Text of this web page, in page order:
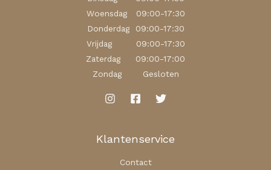
Woensdag 09:00-17:30
Donderdag 09:00-17:30
Vrijdag 09:00-17:30
Zaterdag 09:00-17:00
Zondag Gesloten
Klantenservice
Contact